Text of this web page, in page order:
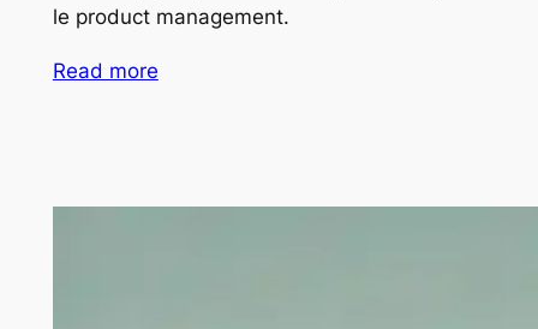
le product management.
Read more